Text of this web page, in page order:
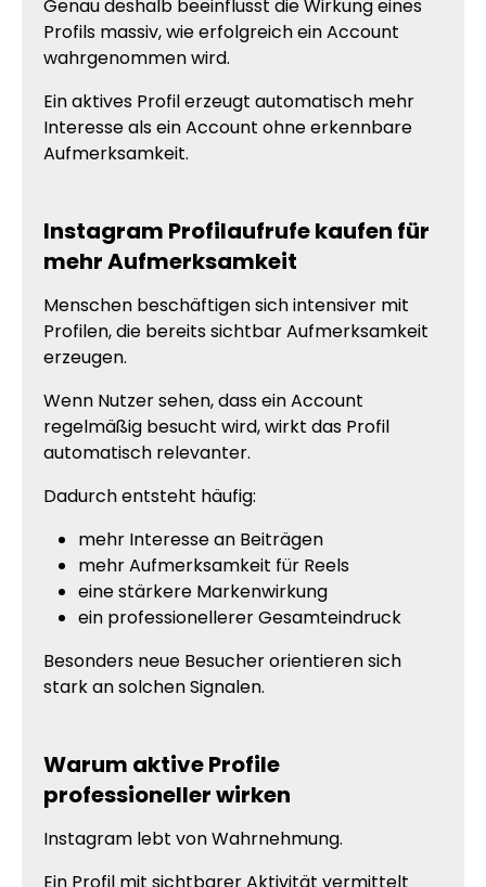
Genau deshalb beeinflusst die Wirkung eines
Profils massiv, wie erfolgreich ein Account
wahrgenommen wird.
Ein aktives Profil erzeugt automatisch mehr
Interesse als ein Account ohne erkennbare
Aufmerksamkeit.
Instagram Profilaufrufe kaufen für
mehr Aufmerksamkeit
Menschen beschäftigen sich intensiver mit
Profilen, die bereits sichtbar Aufmerksamkeit
erzeugen.
Wenn Nutzer sehen, dass ein Account
regelmäßig besucht wird, wirkt das Profil
automatisch relevanter.
Dadurch entsteht häufig:
mehr Interesse an Beiträgen
mehr Aufmerksamkeit für Reels
eine stärkere Markenwirkung
ein professionellerer Gesamteindruck
Besonders neue Besucher orientieren sich
stark an solchen Signalen.
Warum aktive Profile
professioneller wirken
Instagram lebt von Wahrnehmung.